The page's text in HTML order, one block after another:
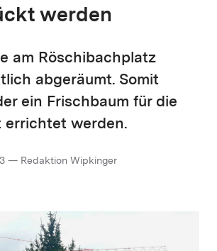
werden
am Röschibachplatz
abgeräumt. Somit
ein Frischbaum für die
errichtet werden.
— Redaktion Wipkinger